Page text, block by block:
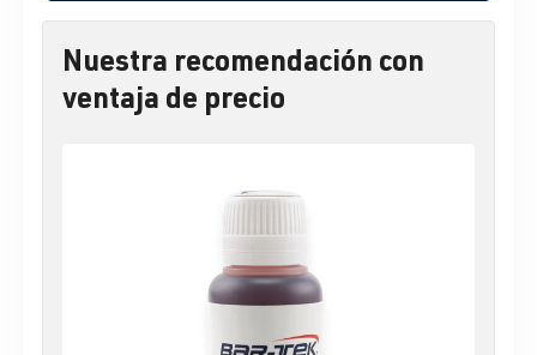
Nuestra recomendación con
ventaja de precio